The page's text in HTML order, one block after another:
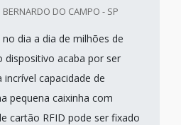
DO CAMPO - SP
dia a dia de milhões de
dispositivo acaba por ser
capacidade de
pequena caixinha com
cartão RFID pode ser fixado